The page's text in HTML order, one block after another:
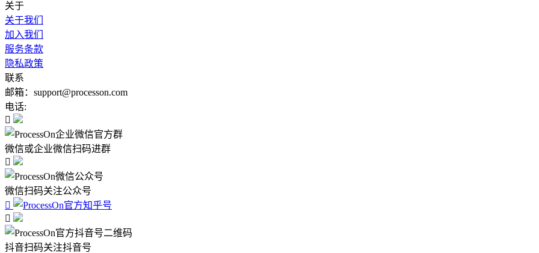
关于
关于我们
加入我们
服务条款
隐私政策
联系
邮箱：support@processon.com
电话:

微信或企业微信扫码进群

微信扫码关注公众号


抖音扫码关注抖音号